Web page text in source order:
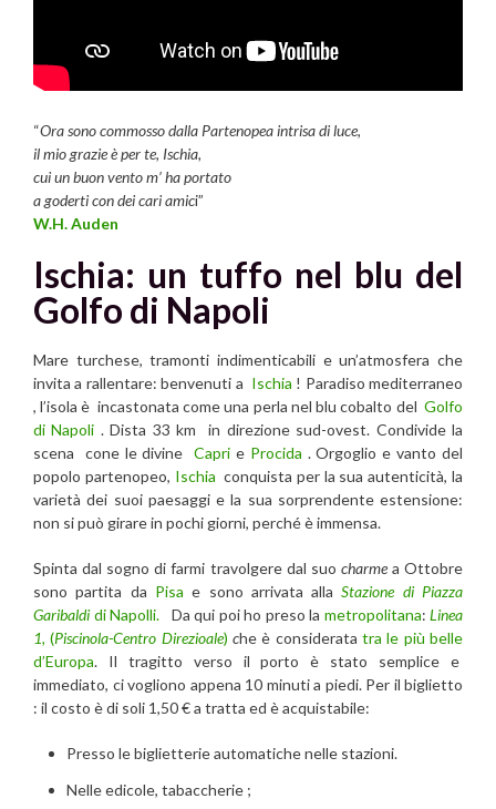
“Ora sono commosso dalla Partenopea intrisa di luce,
il mio grazie è per te, Ischia,
cui un buon vento m’ ha portato
a goderti con dei cari amici”
W.H. Auden
Ischia: un tuffo nel blu del
Golfo di Napoli
Mare turchese, tramonti indimenticabili e un’atmosfera che
invita a rallentare: benvenuti a Ischia ! Paradiso mediterraneo
, l’isola è incastonata come una perla nel blu cobalto del Golfo
di Napoli . Dista 33 km in direzione sud-ovest. Condivide la
scena cone le divineCapri e Procida . Orgoglio e vanto del
popolo partenopeo, Ischia conquista per la sua autenticità, la
varietà dei suoi paesaggi e la sua sorprendente estensione:
non si può girare in pochi giorni, perché è immensa.
Spinta dal sogno di farmi travolgere dal suo charmea Ottobre
sono partita da Pisa e sono arrivata allaStazione di Piazza
Garibaldi di Napolli. Da qui poi ho preso la metropolitana: Linea
1, (Piscinola-Centro Direzioale) che è consideratatra le più belle
d’Europa. Il tragitto verso il porto è stato semplice e
immediato, ci vogliono appena 10 minuti a piedi. Per il biglietto
: il costo è di soli 1,50 € a tratta ed è acquistabile:
Presso le biglietterie automatiche nelle stazioni.
Nelle edicole, tabaccherie ;